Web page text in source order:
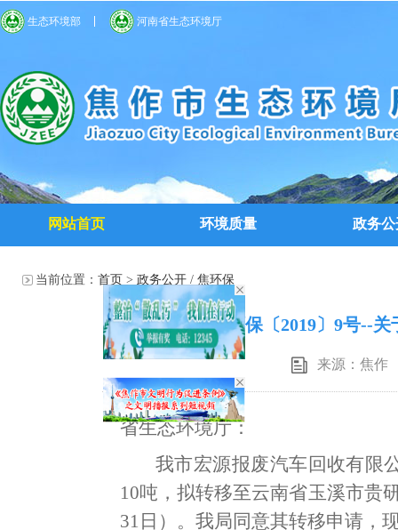
生态环境部 河南省生态环境厅
网站首页 环境质量 政务公
当前位置： 首页 > 政务公开 / 焦环保
焦环保〔2019〕9号--
来源：焦作
省生态环境厅：
我市宏源报废汽车回收有限
10吨 ，拟转移至云南省玉溪市贵
31日） 。 我局同意其转移申请，